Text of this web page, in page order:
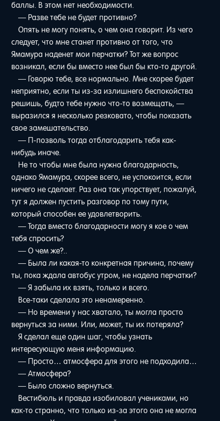
баллы. В этом нет необходимости.
— Разве тебе не будет противно?
Опять не могу понять, о чем она говорит. Из чего
следует, что мне станет противно от того, что
Ямамура наденет мои перчатки? Тот же вопрос
возникал, если бы вместо нее был бы кто-то другой.
— Говорю тебе, все нормально. Мне скорее будет
неприятно, если ты из-за излишнего беспокойства
решишь, будто тебе нужно что-то возмещать, —
выразился я несколько резковато, чтобы показать
свое замешательство.
— П-позволь тогда отблагодарить тебя как-
нибудь иначе.
Не то чтобы мне была нужна благодарность,
однако Ямамура, скорее всего, не успокоится, если
ничего не сделает. Раз она так упорствует, пожалуй,
тут я должен пустить разговор по тому пути,
который способен ее удовлетворить.
— Тогда вместо благодарности могу я кое о чем
тебя спросить?
— О чем же?..
— Была ли какая-то конкретная причина, почему
ты, пока ждала автобус утром, не надела перчатки?
— Я забыла их взять, только и всего.
Все-таки сделала это ненамеренно.
— Но времени у нас хватало, ты могла просто
вернуться за ними. Или, может, ты их потеряла?
Я сделал еще один шаг, чтобы узнать
интересующую меня информацию.
— Просто… атмосфера для этого не подходила…
— Атмосфера?
— Было сложно вернуться.
Вестибюль и правда изобиловал учениками, но
как-то странно, что только из-за этого она не могла